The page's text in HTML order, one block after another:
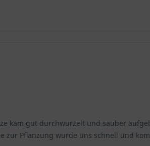
nährstoffreich sein. Vermeiden Sie
kam gut durchwurzelt und sauber
zur Pflanzung wurde uns schnell und